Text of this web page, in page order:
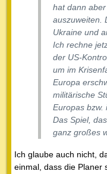
hat dann
auszuweiten.
Ukraine und
Ich rechne
der US-
um im
Europa
militärische
Europas bzw.
Das Spiel,
ganz großes
Ich glaube auch nicht,
einmal, dass die Planer